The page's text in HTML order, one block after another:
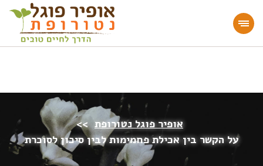
מעוניינים להעמיק או להתחיל דרך חיים בריאה?
הצטרפו לאתר!
אופיר פוגל נטורופת >>
על הקשר בין אכילת פחמימות לבין סיכון לסוכרת